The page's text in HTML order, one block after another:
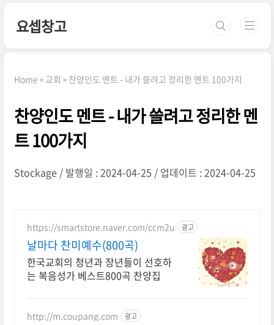
요셉창고
Home 교회 찬양인도 멘트 - 내가 쓸려고 정리한 멘트 100가지
찬양인도 멘트 - 내가 쓸려고 정리한 멘
트 100가지
Stockage 발행일 : 2024-04-25 업데이트 : 2024-04-25
https://smartstore.naver.com/ccm2u 광고
날마다 찬미예수(800곡)
한국교회의 청년과 장년들이 선호하
는 복음성가 베스트800곡 찬양집
http://m.coupang.com 광고